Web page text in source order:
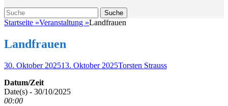
Suche
Suche
nach:
Startseite »Veranstaltung »Landfrauen
Landfrauen
Veröffentlicht
30. Oktober 202513. Oktober 2025Autor
Torsten Strauss
Datum/Zeit
Date(s) - 30/10/2025
00:00